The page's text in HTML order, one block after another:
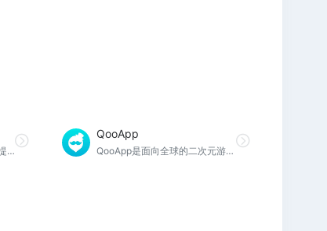
GamesToday是一款专为玩家提供Google Play正版手机游戏下载平台，GamesToday专注于谷歌商店精品热门游戏一网打尽，资源全，内容多，实时更新，欢迎各位玩家前来下载，解锁更多新鲜游戏。
QooApp
QooApp是面向全球的二次元游戏专业平台。我们为全球二次元爱好者提供数千款游戏下载、最新的ACG信息和结识同好的玩家社群，每月为世界各地超过200万玩家提供服务！QooApp更受到港台中日韩等超过100家游戏厂商合作认可，并连年媒体协力亚洲多个重大动漫游戏展会。